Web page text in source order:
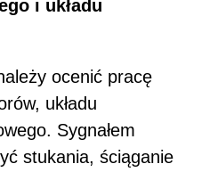
i układu
ocenić pracę
układu
Sygnałem
stukania, ściąganie